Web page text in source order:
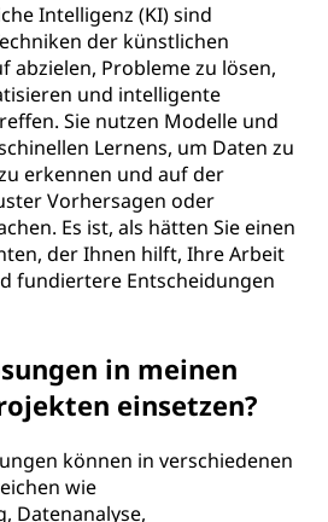
Intelligenz (KI) sind
der künstlichen
abzielen, Probleme zu lösen,
und intelligente
Sie nutzen Modelle und
Lernens, um Daten zu
erkennen und auf der
Vorhersagen oder
Es ist, als hätten Sie einen
der Ihnen hilft, Ihre Arbeit
fundiertere Entscheidungen
in meinen
einsetzen?
können in verschiedenen
wie
Datenanalyse,